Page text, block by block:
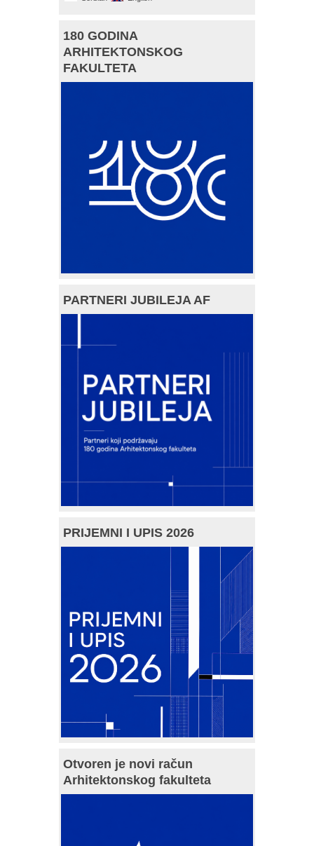
180 GODINA
ARHITEKTONSKOG
FAKULTETA
PARTNERI JUBILEJA AF
PRIJEMNI I UPIS 2026
Otvoren je novi račun
Arhitektonskog fakulteta